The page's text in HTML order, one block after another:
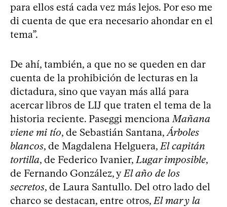
para ellos está cada vez más lejos. Por eso me
di cuenta de que era necesario ahondar en el
tema”.
De ahí, también, a que no se queden en dar
cuenta de la prohibición de lecturas en la
dictadura, sino que vayan más allá para
acercar libros de LIJ que traten el tema de la
historia reciente. Paseggi menciona Mañana
viene mi tío, de Sebastián Santana, Árboles
blancos, de Magdalena Helguera, El capitán
tortilla, de Federico Ivanier, Lugar imposible,
de Fernando González, y El año de los
secretos, de Laura Santullo. Del otro lado del
charco se destacan, entre otros, El mar y la